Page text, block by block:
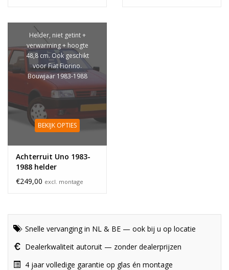
Helder, niet getint +
verwarming + hoogte
48,8 cm. Ook geschikt
voor Fiat Fiorino.
Bouwjaar 1983-1988
BEKIJK OPTIES
Achterruit Uno 1983-
1988 helder
€249,00 excl. montage
Snelle vervanging in NL & BE — ook bij u op locatie
Dealerkwaliteit autoruit — zonder dealerprijzen
4 jaar volledige garantie op glas én montage